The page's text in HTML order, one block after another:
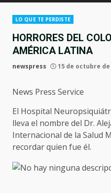
LO QUE TE PERDISTE
HORRORES DEL
AMÉRICA LATINA
newspress 15 de octubre de
News Press Service
El Hospital
lleva el nombre del Dr.
Internacional de la Salud
recordar quien fue él.